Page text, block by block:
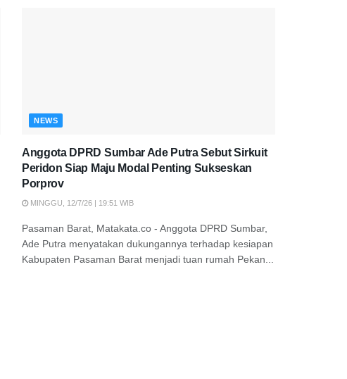
NEWS
Anggota DPRD Sumbar Ade Putra Sebut Sirkuit
Peridon Siap Maju Modal Penting Sukseskan
Porprov
MINGGU, 12/7/26 | 19:51 WIB
Pasaman Barat, Matakata.co - Anggota DPRD Sumbar,
Ade Putra menyatakan dukungannya terhadap kesiapan
Kabupaten Pasaman Barat menjadi tuan rumah Pekan...